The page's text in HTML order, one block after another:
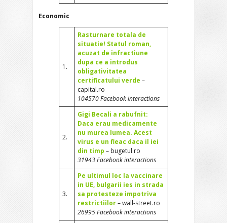
Economic
1.
Rasturnare totala de
situatie! Statul roman,
acuzat de infractiune
dupa ce a introdus
obligativitatea
certificatului verde –
capital.ro
104570 Facebook interactions
2.
Gigi Becali a rabufnit:
Daca erau medicamente
nu murea lumea. Acest
virus e un fleac daca il iei
din timp – bugetul.ro
31943 Facebook interactions
3.
Pe ultimul loc la vaccinare
in UE, bulgarii ies in strada
sa protesteze impotriva
restrictiilor– wall-street.ro
26995 Facebook interactions